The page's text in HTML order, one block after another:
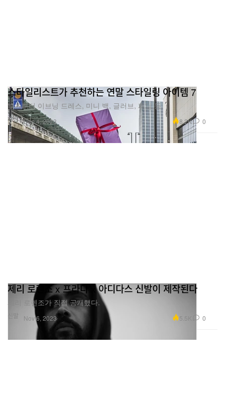
패션
스타일리스트가 추천하는 연말 스타일링 아이템 7
부츠부터 이브닝 드레스, 미니 백, 글러브, 패딩 등.
Dec 4, 2023 8.2K 0
제리 로렌조 x 프라다 x 아디다스 신발이 제작된다
제리 로렌조가 직접 공개했다.
Nov 6, 2023 5.5K 0